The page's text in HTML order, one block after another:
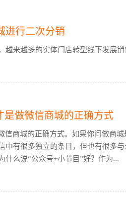
进行二次分销
越来越多的实体门店转型线下发展
是做微信商城的正确方式
信商城的正确方式。如果你问做商
中有很多独立的条目，但也有很多
什么说“公众号+小节目”好？作为...